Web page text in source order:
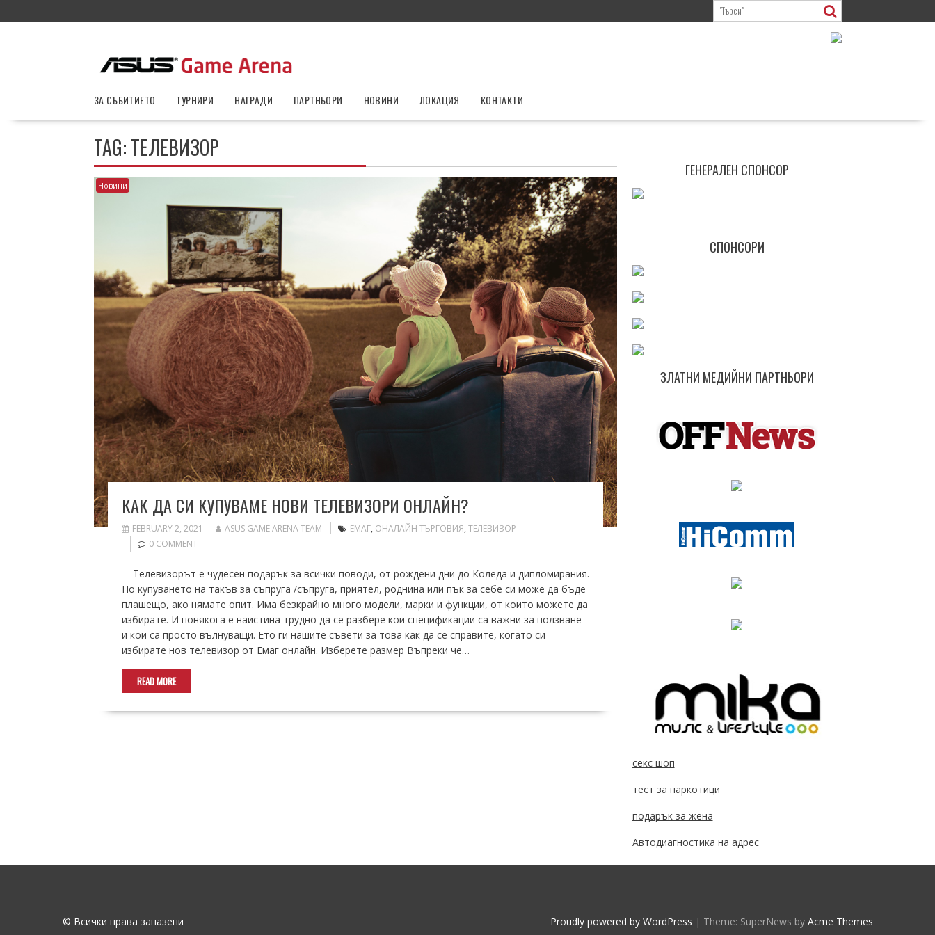
to
ЗА СЪБИТИЕТО ТУРНИРИ НАГРАДИ ПАРТНЬОРИ НОВИНИ ЛОКАЦИЯ КОНТАКТИ
TAG:ТЕЛЕВИЗОР
Новини
КАК ДА СИ КУПУВАМЕ НОВИ ТЕЛЕВИЗОРИ ОНЛАЙН?
FEBRUARY 2, 2021 ASUS GAME ARENA TEAM ЕМАГ, ОНАЛАЙН ТЪРГОВИЯ, ТЕЛЕВИЗОР
0 COMMENT
Телевизорът е чудесен подарък за всички поводи, от рождени дни до Коледа и дипломирания.
Но купуването на такъв за съпруга /съпруга, приятел, роднина или пък за себе си може да бъде
плашещо, ако нямате опит. Има безкрайно много модели, марки и функции, от които можете да
избирате. И понякога е наистина трудно да се разбере кои спецификации са важни за ползване
и кои са просто вълнуващи. Ето ги нашите съвети за това как да се справите, когато си
избирате нов телевизор от Емаг онлайн. Изберете размер Въпреки че…
READ MORE
ГЕНЕРАЛЕН СПОНСОР
СПОНСОРИ
ЗЛАТНИ МЕДИЙНИ ПАРТНЬОРИ
секс шоп
тест за наркотици
подарък за жена
Автодиагностика на адрес
© Всички права запазени Proudly powered by WordPress | Theme: SuperNews by Acme Themes